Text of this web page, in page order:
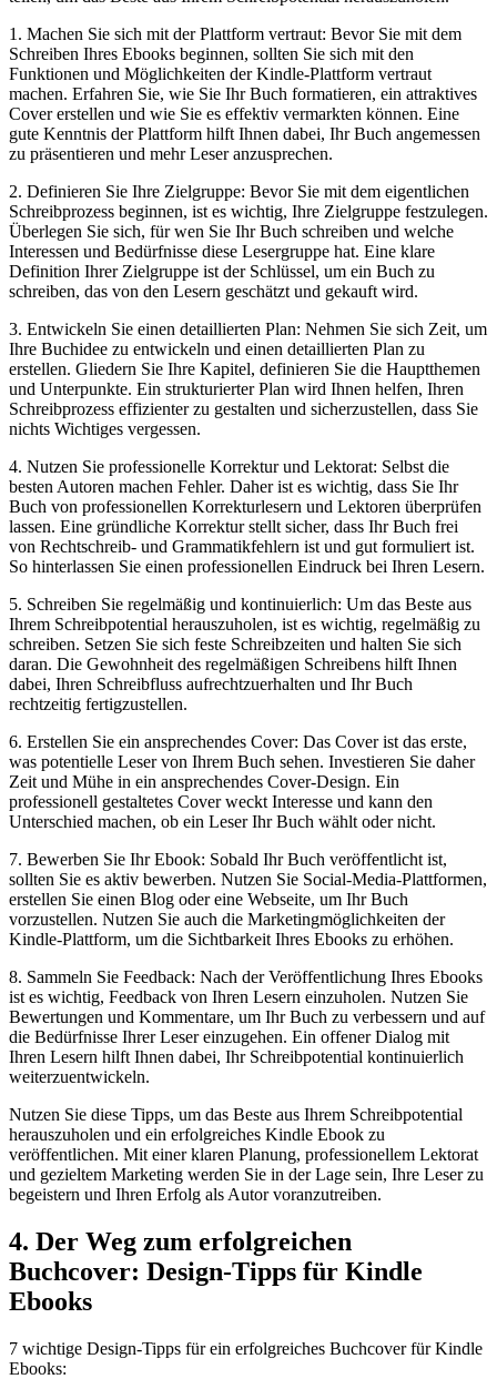
1. Machen Sie sich mit‍ der Plattform vertraut:‍ Bevor Sie mit dem⁤
Schreiben Ihres Ebooks beginnen, sollten Sie sich mit den
Funktionen und Möglichkeiten der ​Kindle-Plattform vertraut
machen. Erfahren Sie, wie Sie​ Ihr Buch formatieren, ein attraktives
Cover erstellen und wie Sie es effektiv vermarkten können. Eine
gute​ Kenntnis ⁤der ⁣Plattform​ hilft Ihnen dabei, Ihr Buch angemessen
zu präsentieren⁤ und mehr ⁣Leser anzusprechen.
2. Definieren⁣ Sie ⁢Ihre Zielgruppe: Bevor Sie mit dem eigentlichen
Schreibprozess beginnen, ist es wichtig, Ihre Zielgruppe festzulegen.
Überlegen⁤ Sie sich, für‍ wen Sie Ihr ⁤Buch ​schreiben und welche
Interessen und ‌Bedürfnisse diese Lesergruppe hat. Eine klare
Definition Ihrer Zielgruppe⁣ ist der Schlüssel, um ein Buch⁤ zu
schreiben,⁢ das von den Lesern geschätzt und⁣ gekauft wird.
3. Entwickeln Sie einen detaillierten Plan: Nehmen Sie sich Zeit, um
Ihre Buchidee zu entwickeln und einen ⁣detaillierten Plan zu
erstellen. Gliedern Sie Ihre Kapitel, definieren Sie die Hauptthemen⁢
und Unterpunkte. Ein strukturierter ‌Plan wird Ihnen helfen, Ihren⁢
Schreibprozess effizienter⁤ zu gestalten und sicherzustellen, dass Sie
nichts Wichtiges vergessen.
4.‍ Nutzen Sie professionelle Korrektur und Lektorat: Selbst die⁤
besten‍ Autoren machen Fehler. Daher ist ‍es wichtig, dass Sie ⁢Ihr
Buch von professionellen‍ Korrekturlesern und Lektoren ​überprüfen
lassen. Eine gründliche Korrektur stellt sicher, dass Ihr Buch frei
von Rechtschreib- und Grammatikfehlern ist und gut formuliert ist.
So hinterlassen Sie ‍einen professionellen Eindruck bei Ihren Lesern.
5. Schreiben Sie regelmäßig und kontinuierlich: Um das Beste ⁣aus
Ihrem Schreibpotential ⁣herauszuholen, ist es wichtig, regelmäßig zu
schreiben. Setzen Sie​ sich⁤ feste Schreibzeiten und ⁢halten Sie sich
daran. ⁤Die ‌Gewohnheit ⁤des regelmäßigen Schreibens hilft Ihnen
dabei, Ihren ​Schreibfluss ⁢aufrechtzuerhalten und Ihr Buch
rechtzeitig fertigzustellen.
6. Erstellen Sie ein ansprechendes Cover: Das​ Cover⁤ ist⁢ das erste,
was potentielle Leser von Ihrem Buch sehen. Investieren Sie daher
Zeit und Mühe in ein ⁢ansprechendes Cover-Design. Ein
professionell gestaltetes Cover weckt Interesse und kann den⁤
Unterschied machen, ob ein Leser ‍Ihr⁢ Buch wählt⁢ oder nicht.
7. Bewerben Sie Ihr Ebook: Sobald Ihr Buch veröffentlicht ist,
sollten Sie es aktiv bewerben. Nutzen Sie Social-Media-Plattformen,
erstellen Sie einen Blog oder eine Webseite, um Ihr Buch
vorzustellen. Nutzen Sie auch​ die Marketingmöglichkeiten​ der
Kindle-Plattform, um die Sichtbarkeit Ihres Ebooks zu erhöhen.
8. Sammeln Sie Feedback: Nach der Veröffentlichung Ihres Ebooks
ist⁤ es wichtig, Feedback von Ihren Lesern einzuholen. Nutzen Sie
Bewertungen und Kommentare, um Ihr Buch zu verbessern und auf
‍die Bedürfnisse Ihrer Leser einzugehen. ​Ein offener Dialog mit‌
Ihren Lesern hilft Ihnen ‌dabei, Ihr Schreibpotential kontinuierlich
weiterzuentwickeln.
Nutzen Sie diese Tipps, um das Beste ‌aus Ihrem Schreibpotential
herauszuholen und⁢ ein erfolgreiches ‍Kindle Ebook zu
veröffentlichen. Mit einer klaren Planung, professionellem Lektorat
und gezieltem Marketing werden Sie in der Lage sein, ‌Ihre Leser ‌zu
⁢begeistern und Ihren Erfolg als Autor‌ voranzutreiben.
4. Der Weg zum ⁤erfolgreichen
Buchcover: Design-Tipps⁢ für Kindle
Ebooks
7‍ wichtige Design-Tipps für ein erfolgreiches Buchcover für Kindle ​
Ebooks: